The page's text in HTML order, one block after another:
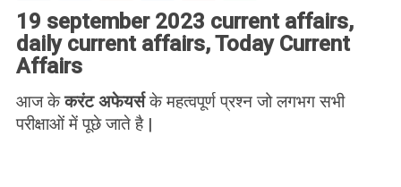
19 september 2023 current affairs,
daily current affairs, Today Current
Affairs
आज केकरंट अफेयर्सके महत्वपूर्ण प्रश्न जो लगभग सभी
परीक्षाओं में पूछे जाते है |